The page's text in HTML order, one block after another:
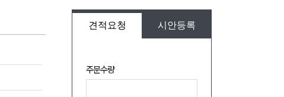
견적요청 시안등록
주문수량